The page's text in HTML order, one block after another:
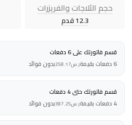
حجم الثلاجات والفريزرات
12.3 قدم
قسم فاتورتك على 6 دفعات
6 دفعات بقيمة
ر.س258.17بدون فوائد
قسم فاتورتك حتى 4 دفعات
4 دفعات بقيمة
ر.س387.25بدون فوائد